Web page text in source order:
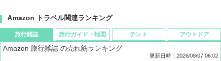
Amazon トラベル関連ランキング
旅行雑誌
Amazon 旅行雑誌 の売れ筋ランキング
更新日時：2026/08/07 06:02
旅行ガイド・地図 テント アウトドア